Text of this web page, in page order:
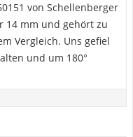
von Schellenberger
14 mm und gehört zu
Vergleich. Uns gefiel
und um 180°